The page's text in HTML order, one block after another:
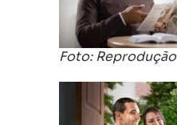
Foto: Reprodução